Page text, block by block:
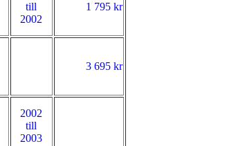
till
2002
1 795 kr
3 695 kr
2002
till
2003